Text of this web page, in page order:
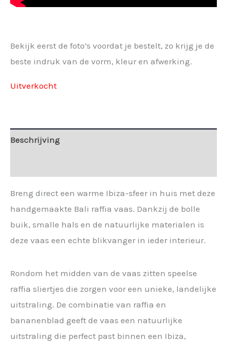
Bekijk eerst de foto’s voordat je bestelt, zo krijg je de
beste indruk van de vorm, kleur en afwerking.
Uitverkocht
Beschrijving
Breng direct een warme Ibiza-sfeer in huis met deze
handgemaakte Bali raffia vaas. Dankzij de bolle
buik, smalle hals en de natuurlijke materialen is
deze vaas een echte blikvanger in ieder interieur.
Rondom het midden van de vaas zitten speelse
raffia sliertjes die zorgen voor een unieke, landelijke
uitstraling. De combinatie van raffia en
bananenblad geeft de vaas een natuurlijke
uitstraling die perfect past binnen een Ibiza,